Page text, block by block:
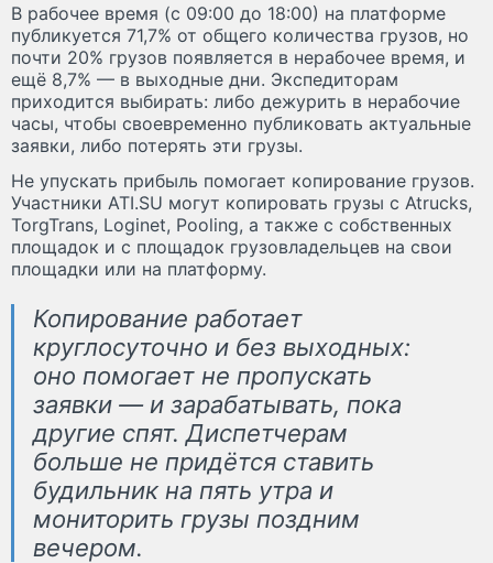
В рабочее время (с 09:00 до 18:00) на платформе
публикуется 71,7% от общего количества грузов, но
почти 20% грузов появляется в нерабочее время, и
ещё 8,7% — в выходные дни. Экспедиторам
приходится выбирать: либо дежурить в нерабочие
часы, чтобы своевременно публиковать актуальные
заявки, либо потерять эти грузы.
Не упускать прибыль помогает копирование грузов.
Участники ATI.SU могут копировать грузы с Atrucks,
TorgTrans, Loginet, Pooling, а также с собственных
площадок и с площадок грузовладельцев на свои
площадки или на платформу.
Копирование работает
круглосуточно и без выходных:
оно помогает не пропускать
заявки — и зарабатывать, пока
другие спят. Диспетчерам
больше не придётся ставить
будильник на пять утра и
мониторить грузы поздним
вечером.